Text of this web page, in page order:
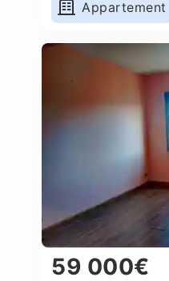
Appartement
59 000€